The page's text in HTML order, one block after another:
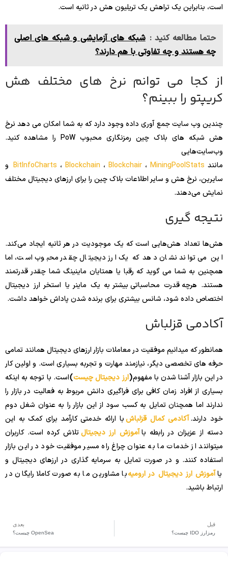
است، بنابراین یک تراهش یک تریلیون هش در ثانیه است.
حتما مطالعه کنید : شبکه های آزمایشی و شبکه های اصلی
چه هستند و چه تفاوتی با هم دارند؟
از کجا می توانم نرخ های مختلف هش
کریپتو را ببینم؟
چندین وب سایت جمع آوری داده وجود دارد که به شما امکان می دهد نرخ
هش شبکه های بلاک چین رمزنگاری محبوب PoW را مشاهده کنید.
وب‌سایت‌هایی
مانند
BitInfoCharts ، Blockchain ، Blockchair ، MiningPoolStats
و
سایرین، نرخ هش و سایر اطلاعات بلاک چین را برای ارزهای دیجیتال مختلف
نمایش می‌دهند.
نتیجه گیری
هش‌ها تعداد هش‌هایی است که یک موجودیت در هر ثانیه ایجاد می‌کند.
این می تواند نشان دهد که یک ارز دیجیتال چقدر محبوب است، اما
همچنین به شما می گوید که رقبا یا همتایان ماینینگ شما چقدر قدرتمند
هستند. هرچه قدرت محاسباتی بیشتر به یک ماینر یا استخر ارز دیجیتال
اختصاص داده شود، شانس بیشتری برای برنده شدن پاداش خواهد داشت.
آکادمی قزلباش
همانطور که میدانیم موفقیت در معاملات بازار ارزهای دیجیتال همانند تمامی
حرفه های تخصصی دیگر، نیازمند مهارت و تجربه بسیاری است. و اولین کار
در این بازار آشنا شدن با مفهوم(ارز دیجیتال چیست)است. با توجه به اینکه
بسیاری از افراد زمان کافی برای فراگیری دانش مربوط به فعالیت در بازار را
ندارند اما همچنان تمایل به کسب سود از این بازار را به عنوان شغل دوم
خود دارند.آکادمی کمال قزلباشبا ارائه خدمتی کارآمد برای کمک به این
دسته از عزیزان در رابطه باآموزش ارز دیجیتالتلاش کرده است. کاربران
میتوانند از خدمات ما به عنوان چراغ راه مسیر موفقیت خود در این بازار
استفاده کنند. و در صورت تمایل به سرمایه گذاری در ارزهای دیجیتال و
یاآموزش ارز دیجیتال در ارومیهبا مشاورین ما به صورت کاملا رایگان در
ارتباط باشید.
قبل
رمزارز IDO چیست؟
بعدی
OpenSea چیست؟